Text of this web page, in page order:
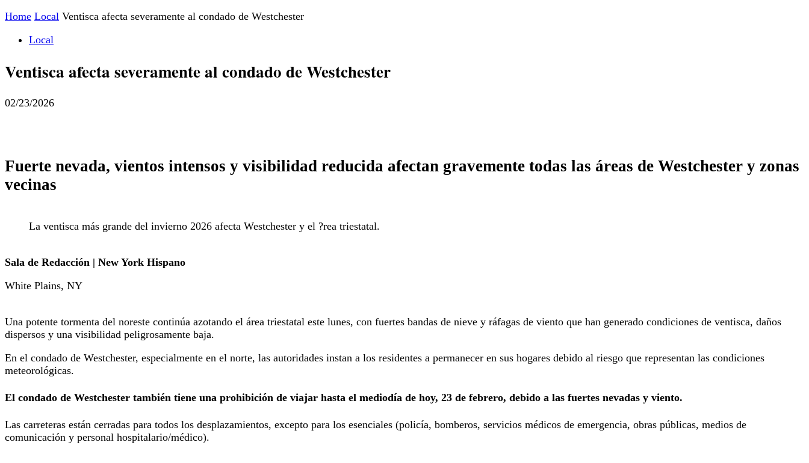
Home Local Ventisca afecta severamente al condado de Westchester
Local
Ventisca afecta severamente al condado de Westchester
02/23/2026
Fuerte nevada, vientos intensos y visibilidad reducida afectan gravemente todas las áreas de Westchester y zonas
vecinas
La ventisca más grande del invierno 2026 afecta Westchester y el ?rea triestatal.
Sala de Redacción | New York Hispano
White Plains, NY
Una potente tormenta del noreste continúa azotando el área triestatal este lunes, con fuertes bandas de nieve y ráfagas de viento que han generado condiciones de ventisca, daños
dispersos y una visibilidad peligrosamente baja.
En el condado de Westchester, especialmente en el norte, las autoridades instan a los residentes a permanecer en sus hogares debido al riesgo que representan las condiciones
meteorológicas.
El condado de Westchester también tiene una prohibición de viajar hasta el mediodía de hoy, 23 de febrero, debido a las fuertes nevadas y viento.
Las carreteras están cerradas para todos los desplazamientos, excepto para los esenciales (policía, bomberos, servicios médicos de emergencia, obras públicas, medios de
comunicación y personal hospitalario/médico).